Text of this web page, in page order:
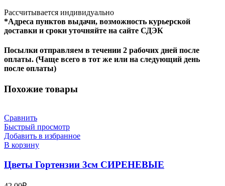
Рассчитывается индивидуально
*Адреса пунктов выдачи, возможность курьерской
доставки и сроки уточняйте на сайте СДЭК
Посылки отправляем в течении 2 рабочих дней после
оплаты. (Чаще всего в тот же или на следующий день
после оплаты)
Похожие товары
Сравнить
Быстрый просмотр
Добавить в избранное
В корзину
Цветы Гортензии 3см СИРЕНЕВЫЕ